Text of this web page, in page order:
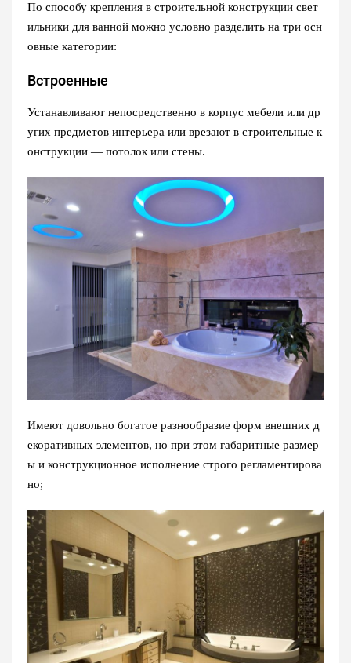
По способу крепления в строительной конструкции свет
ильники для ванной можно условно разделить на три осн
овные категории:
Встроенные
Устанавливают непосредственно в корпус мебели или др
угих предметов интерьера или врезают в строительные к
онструкции — потолок или стены.
Имеют довольно богатое разнообразие форм внешних д
екоративных элементов, но при этом габаритные размер
ы и конструкционное исполнение строго регламентирова
но;